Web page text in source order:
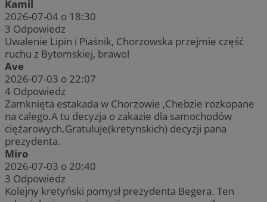
Kamil
2026-07-04 o 18:30
3 Odpowiedz
Uwalenie Lipin i Piaśnik, Chorzowska przejmie część
ruchu z Bytomskiej, brawo!
Ave
2026-07-03 o 22:07
4 Odpowiedz
Zamknięta estakada w Chorzowie ,Chebzie rozkopane
na calego.A tu decyzja o zakazie dla samochodów
ciężarowych.Gratuluje(kretynskich) decyzji pana
prezydenta.
Miro
2026-07-03 o 20:40
3 Odpowiedz
Kolejny kretyński pomysł prezydenta Begera. Ten